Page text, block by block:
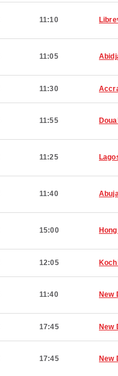
11:10
11:05
11:30
11:55
11:25
11:40
15:00
12:05
11:40 New
17:45 New
17:45 New